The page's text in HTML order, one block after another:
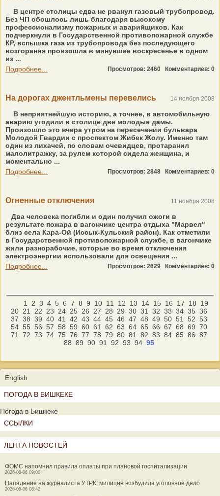
В центре столицы едва не рванул газовый трубопровод.
Без ЧП обошлось лишь благодаря высокому
профессионализму пожарных и аварийщиков. Как
подчеркнули в Государственной противопожарной службе
КР, вспышка газа из трубопровода без последующего
возгорания произошла в минувшее воскресенье в одном
из ...
Подробнее...
Просмотров: 2460 Комментариев: 0
На дорогах джентльмены перевелись 14 ноября 2008
В неприятнейшую историю, а точнее, в автомобильную
аварию угодили в столице две молодые дамы.
Произошло это вчера утром на пересечении бульвара
Молодой Гвардии с проспектом Жибек Жолу. Именно там
один из лихачей, по словам очевидцев, протаранил
малолитражку, за рулем которой сидела женщина, и
моментально ...
Подробнее...
Просмотров: 2848 Комментариев: 0
Огненные отключения 11 ноября 2008
Два человека погибли и один получил ожоги в
результате пожара в вагончике центра отдыха "Марвел"
близ села Кара-Ой (Иссык-Кульский район). Как отметили
в Государственной противопожарной службе, в вагончике
жили разнорабочие, которые во время отключения
электроэнергии использовали для освещения ...
Подробнее...
Просмотров: 2629 Комментариев: 0
1 2 3 4 5 6 7 8 9 10 11 12 13 14 15 16 17 18
19
20 21 22 23 24 25 26 27 28 29 30 31 32 33 34 35 36
37 38 39 40 41 42 43 44 45 46 47 48 49 50 51 52 53
54 55 56 57 58 59 60 61 62 63 64 65 66 67 68 69 70
71
72 73 74 75 76 77 78 79 80 81 82 83 84 85 86 87
88 89 90 91 92 93 94 95
English
ПОГОДА В БИШКЕКЕ
Погода в Бишкеке
ССЫЛКИ
ЛЕНТА НОВОСТЕЙ
ФОМС напомнил правила оплаты при плановой госпитализации
2026-08-06 09:00
Нападение на журналиста УТРК: милиция возбудила уголовное дело
2026-08-06 08:42